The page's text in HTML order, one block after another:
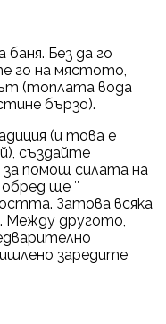
Без да го
го на мястото,
(топлата вода
бързо).
(и това е
създайте
помощ силата на
ще ′′
Затова всяка
Между другото,
заредите